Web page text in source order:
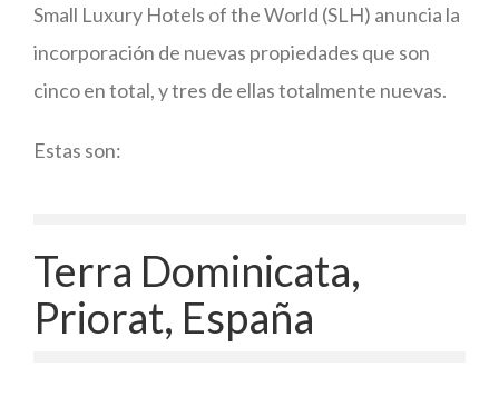
Small Luxury Hotels of the World (SLH) anuncia la
incorporación de nuevas propiedades que son
cinco en total, y tres de ellas totalmente nuevas.
Estas son:
Terra Dominicata,
Priorat, España